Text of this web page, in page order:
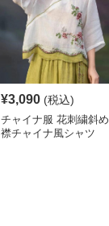
¥3,090 (税込)
チャイナ服 花刺繍斜め
襟チャイナ風シャツ